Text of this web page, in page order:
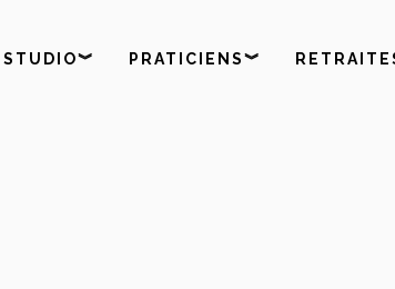
STUDIO︾ PRATICIENS︾